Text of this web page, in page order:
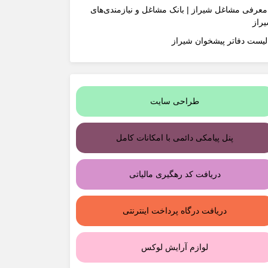
معرفی مشاغل شیراز | بانک مشاغل و نیازمندی‌های
لیست دفاتر پیشخوان شیراز
طراحی سایت
پنل پیامکی دائمی با امکانات کامل
دریافت کد رهگیری مالیاتی
دریافت درگاه پرداخت اینترنتی
لوازم آرایش لوکس